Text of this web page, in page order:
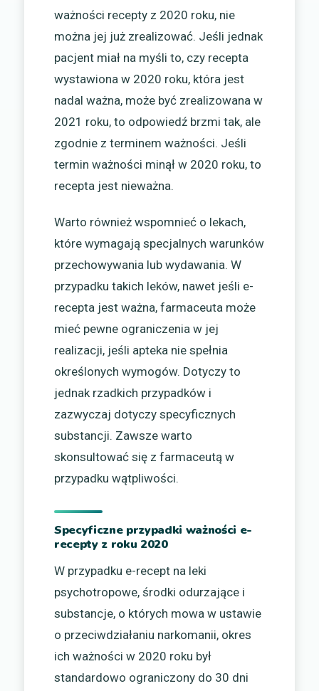
ważności recepty z 2020 roku, nie
można jej już zrealizować. Jeśli jednak
pacjent miał na myśli to, czy recepta
wystawiona w 2020 roku, która jest
nadal ważna, może być zrealizowana w
2021 roku, to odpowiedź brzmi tak, ale
zgodnie z terminem ważności. Jeśli
termin ważności minął w 2020 roku, to
recepta jest nieważna.
Warto również wspomnieć o lekach,
które wymagają specjalnych warunków
przechowywania lub wydawania. W
przypadku takich leków, nawet jeśli e-
recepta jest ważna, farmaceuta może
mieć pewne ograniczenia w jej
realizacji, jeśli apteka nie spełnia
określonych wymogów. Dotyczy to
jednak rzadkich przypadków i
zazwyczaj dotyczy specyficznych
substancji. Zawsze warto
skonsultować się z farmaceutą w
przypadku wątpliwości.
Specyficzne przypadki ważności e-
recepty z roku 2020
W przypadku e-recept na leki
psychotropowe, środki odurzające i
substancje, o których mowa w ustawie
o przeciwdziałaniu narkomanii, okres
ich ważności w 2020 roku był
standardowo ograniczony do 30 dni